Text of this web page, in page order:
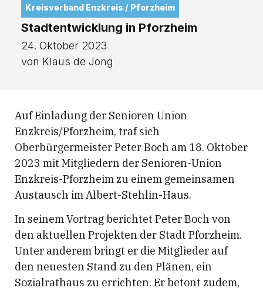
Kreisverband Enzkreis / Pforzheim
Stadtentwicklung in Pforzheim
24. Oktober 2023
von Klaus de Jong
Auf Einladung der Senioren Union
Enzkreis/Pforzheim, traf sich
Oberbürgermeister Peter Boch am 18. Oktober
2023 mit Mitgliedern der Senioren-Union
Enzkreis-Pforzheim zu einem gemeinsamen
Austausch im Albert-Stehlin-Haus.
In seinem Vortrag berichtet Peter Boch von
den aktuellen Projekten der Stadt Pforzheim.
Unter anderem bringt er die Mitglieder auf
den neuesten Stand zu den Plänen, ein
Sozialrathaus zu errichten. Er betont zudem,